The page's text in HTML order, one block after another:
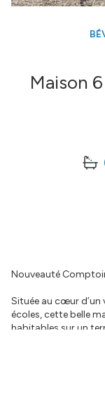
Maison 6 pièce(s) 3 chambre(s)
Nouveauté
Située au cœur d’un
écoles, cette belle
habitables sur un
Elle se compose de
d’un bureau idéal
d’une cuisine